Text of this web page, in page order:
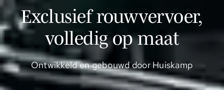
Exclusief rouwvervoer,
volledig op maat
Ontwikkeld en gebouwd door Huiskamp